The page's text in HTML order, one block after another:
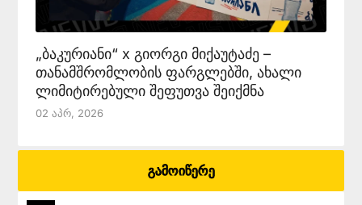
„ბაკურიანი“ x გიორგი მიქაუტაძე –
თანამშრომლობის ფარგლებში, ახალი
ლიმიტირებული შეფუთვა შეიქმნა
02 Აპრ, 2026
გამოიწერე